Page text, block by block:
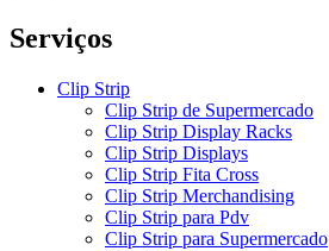
Serviços
Clip Strip
Clip Strip de Supermercado
Clip Strip Display Racks
Clip Strip Displays
Clip Strip Fita Cross
Clip Strip Merchandising
Clip Strip para Pdv
Clip Strip para Supermercado